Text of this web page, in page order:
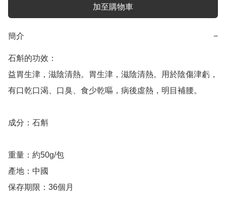
加至購物車
簡介 −
石斛的功效：
益胃生津，滋陰清熱。胃生津，滋陰清熱。用於陰傷津虧，
有口乾口渴、口臭、食少乾嘔，病後虛熱，明目補腰。
成分：石斛
重量：約50g/包
產地：中國
保存期限：36個月